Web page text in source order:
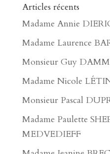
Articles récents
Madame Annie
Madame Laurence
Monsieur Guy
Madame Nicole
Monsieur Pascal
Madame Paulette
MEDVEDIEFF